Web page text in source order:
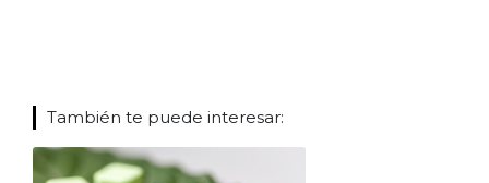
También te puede interesar: